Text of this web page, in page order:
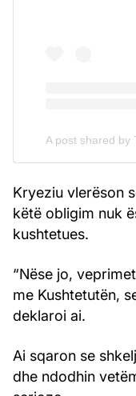
A post shared by
Kryeziu vlerëson
këtë obligim nuk
kushtetues.
“Nëse jo,
me Kushtetutën,
deklaroi ai.
Ai sqaron se
dhe ndodhin